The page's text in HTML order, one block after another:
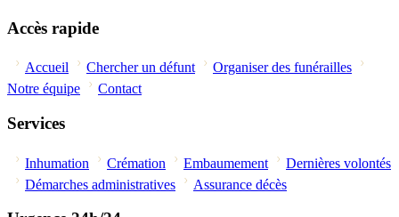
Accès rapide
Accueil Chercher un défunt
Organiser des funérailles
Notre équipe
Contact
Services
Inhumation Crémation Embaumement
Dernières volontés
Démarches administratives
Assurance décès